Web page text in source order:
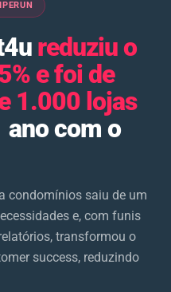
reduziu o
e foi de
1.000 lojas
ano com o
condomínios saiu de um
e, com funis
transformou o
success, reduzindo